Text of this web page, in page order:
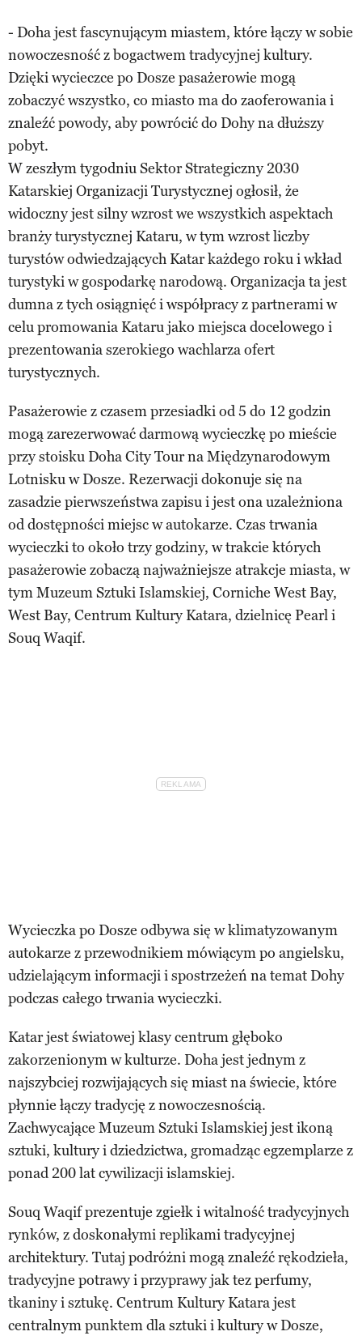
- Doha jest fascynującym miastem, które łączy w sobie
nowoczesność z bogactwem tradycyjnej kultury.
Dzięki wycieczce po Dosze pasażerowie mogą
zobaczyć wszystko, co miasto ma do zaoferowania i
znaleźć powody, aby powrócić do Dohy na dłuższy
pobyt.
W zeszłym tygodniu Sektor Strategiczny 2030
Katarskiej Organizacji Turystycznej ogłosił, że
widoczny jest silny wzrost we wszystkich aspektach
branży turystycznej Kataru, w tym wzrost liczby
turystów odwiedzających Katar każdego roku i wkład
turystyki w gospodarkę narodową. Organizacja ta jest
dumna z tych osiągnięć i współpracy z partnerami w
celu promowania Kataru jako miejsca docelowego i
prezentowania szerokiego wachlarza ofert
turystycznych.
Pasażerowie z czasem przesiadki od 5 do 12 godzin
mogą zarezerwować darmową wycieczkę po mieście
przy stoisku Doha City Tour na Międzynarodowym
Lotnisku w Dosze. Rezerwacji dokonuje się na
zasadzie pierwszeństwa zapisu i jest ona uzależniona
od dostępności miejsc w autokarze. Czas trwania
wycieczki to około trzy godziny, w trakcie których
pasażerowie zobaczą najważniejsze atrakcje miasta, w
tym Muzeum Sztuki Islamskiej, Corniche West Bay,
West Bay, Centrum Kultury Katara, dzielnicę Pearl i
Souq Waqif.
Wycieczka po Dosze odbywa się w klimatyzowanym
autokarze z przewodnikiem mówiącym po angielsku,
udzielającym informacji i spostrzeżeń na temat Dohy
podczas całego trwania wycieczki.
Katar jest światowej klasy centrum głęboko
zakorzenionym w kulturze. Doha jest jednym z
najszybciej rozwijających się miast na świecie, które
płynnie łączy tradycję z nowoczesnością.
Zachwycające Muzeum Sztuki Islamskiej jest ikoną
sztuki, kultury i dziedzictwa, gromadząc egzemplarze z
ponad 200 lat cywilizacji islamskiej.
Souq Waqif prezentuje zgiełk i witalność tradycyjnych
rynków, z doskonałymi replikami tradycyjnej
architektury. Tutaj podróżni mogą znaleźć rękodzieła,
tradycyjne potrawy i przyprawy jak tez perfumy,
tkaniny i sztukę. Centrum Kultury Katara jest
centralnym punktem dla sztuki i kultury w Dosze,